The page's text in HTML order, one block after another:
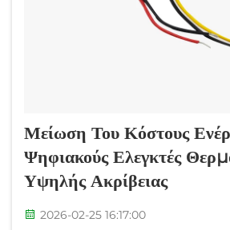
Μείωση Του Κόστους
Ψηφιακούς Ελεγκτές
Υψηλής Ακρίβειας
2026-02-25 16:17:00